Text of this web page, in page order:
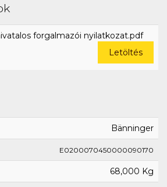
forgalmazói nyilatkozat.pdf
Letöltés
Bänninger
E0200070450000090170
68,000 Kg